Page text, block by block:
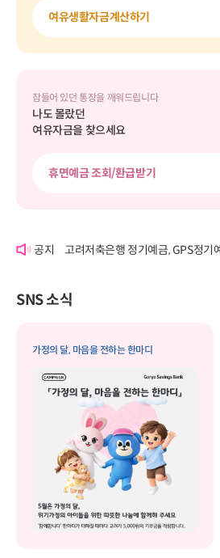
여유생활자금계산하기
잠들어 있던 통장을 깨워드립니다
나도 몰랐던
여유자금을 찾으세요
휴면예금 조회/환급받기
SNS 소식
가정의 달, 마음을 전하는 한마디